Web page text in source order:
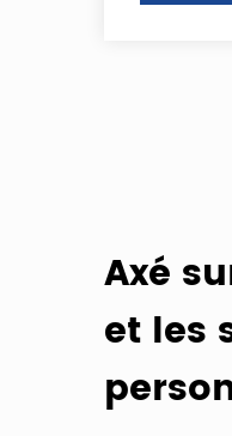
Axé
et les